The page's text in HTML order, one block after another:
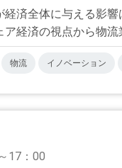
済全体に与える影
経済の視点から物流
物流 イノベーション
17：00